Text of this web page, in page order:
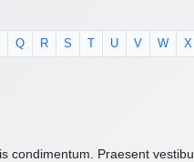
Q R S U V W X
condimentum. Praesent